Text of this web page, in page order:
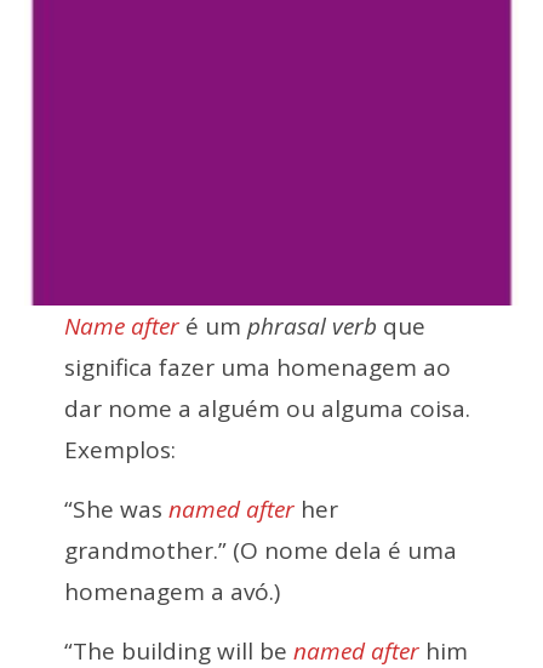
Name afteré um phrasal verb que
significa fazer uma homenagem ao
dar nome a alguém ou alguma coisa.
Exemplos:
“She was named afterher
grandmother.” (O nome dela é uma
homenagem a avó.)
“The building will be named afterhim